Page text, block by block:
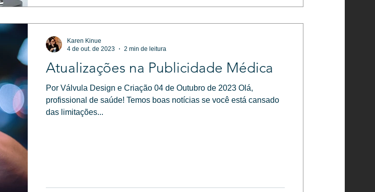
Atualizações na Publicidade Médica
Por Válvula Design e Criação 04 de Outubro de 2023 Olá,
profissional de saúde! Temos boas notícias se você está cansado
das limitações...
Karen Kinue
4 de out. de 2023
2 min de leitura